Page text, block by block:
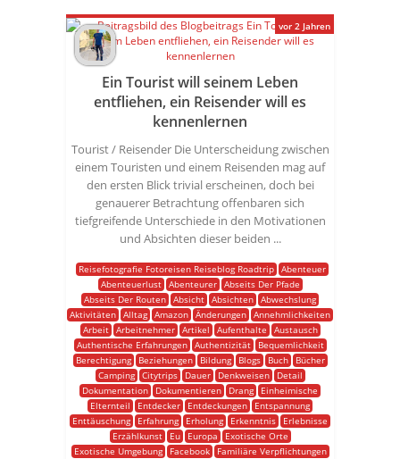
Ein Tourist will seinem Leben
entfliehen, ein Reisender will es
kennenlernen
Tourist / Reisender Die Unterscheidung zwischen
einem Touristen und einem Reisenden mag auf
den ersten Blick trivial erscheinen, doch bei
genauerer Betrachtung offenbaren sich
tiefgreifende Unterschiede in den Motivationen
und Absichten dieser beiden ...
Reisefotografie Fotoreisen Reiseblog Roadtrip Abenteuer
Abenteuerlust
Abenteurer
Abseits Der Pfade
Abseits Der Routen Absicht Absichten Abwechslung
Aktivitäten Alltag Amazon Änderungen Annehmlichkeiten
Arbeit
Arbeitnehmer Artikel Aufenthalte
Austausch
Authentische Erfahrungen
Authentizität
Bequemlichkeit
Berechtigung
Beziehungen Bildung Blogs Buch
Bücher
Camping
Citytrips Dauer Denkweisen
Detail
Dokumentation
Dokumentieren Drang
Einheimische
Elternteil
Entdecker Entdeckungen
Entspannung
Enttäuschung
Erfahrung Erholung Erkenntnis
Erlebnisse
Erzählkunst
Eu Europa
Exotische Orte
Exotische Umgebung
Facebook
Familiäre Verpflichtungen
vor 2 Jahren